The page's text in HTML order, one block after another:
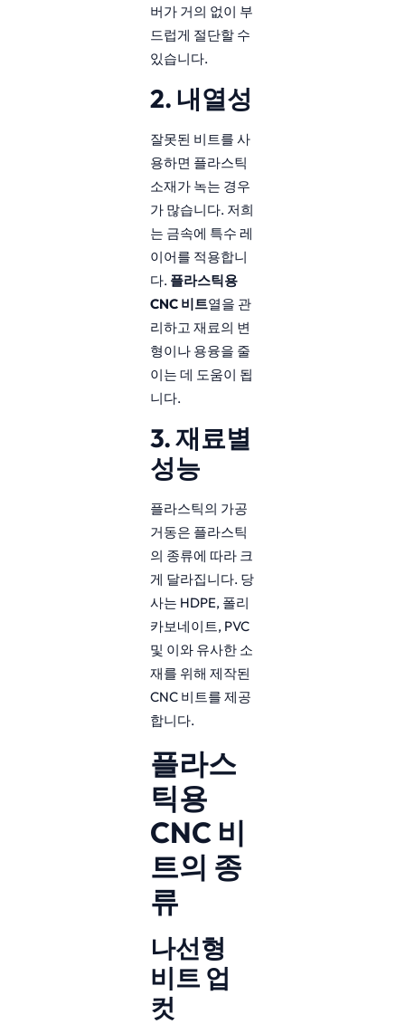
버가 거의 없이 부
드럽게 절단할 수
있습니다.
2. 내열성
잘못된 비트를 사
용하면 플라스틱
소재가 녹는 경우
가 많습니다. 저희
는 금속에 특수 레
이어를 적용합니
다. 플라스틱용
CNC 비트열을 관
리하고 재료의 변
형이나 용융을 줄
이는 데 도움이 됩
니다.
3. 재료별
성능
플라스틱의 가공
거동은 플라스틱
의 종류에 따라 크
게 달라집니다. 당
사는 HDPE, 폴리
카보네이트, PVC
및 이와 유사한 소
재를 위해 제작된
CNC 비트를 제공
합니다.
플라스
틱용
CNC 비
트의 종
류
나선형
비트 업
컷